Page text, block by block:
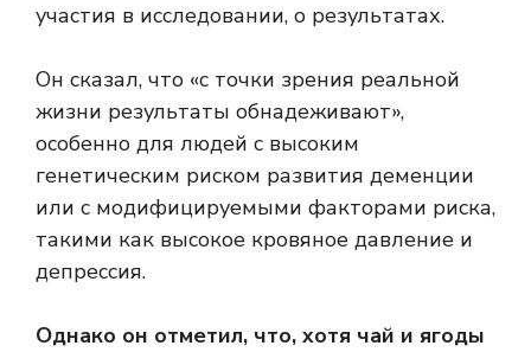
участия в исследовании, о результатах.
Он сказал, что «с точки зрения реальной
жизни результаты обнадеживают»,
особенно для людей с высоким
генетическим риском развития деменции
или с модифицируемыми факторами риска,
такими как высокое кровяное давление и
депрессия.
Однако он отметил, что, хотя чай и ягоды